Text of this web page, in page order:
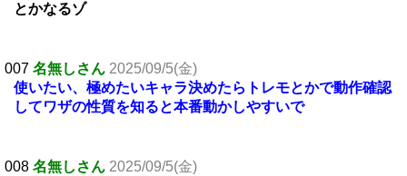
とかなるゾ
007 名無しさん 2025/09/5(金)
使いたい、極めたいキャラ決めたらトレモとかで動作確認
してワザの性質を知ると本番動かしやすいで
008 名無しさん 2025/09/5(金)